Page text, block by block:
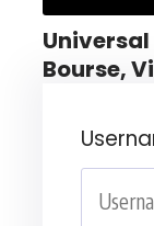
Universal
Bourse,